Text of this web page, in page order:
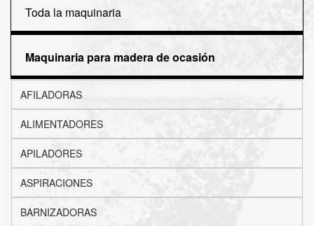
Toda la maquinaria
Maquinaria para madera de ocasión
AFILADORAS
ALIMENTADORES
APILADORES
ASPIRACIONES
BARNIZADORAS